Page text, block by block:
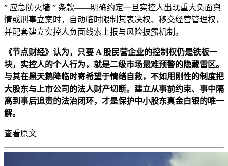
” 应急防火墙 ” 条款——明确约定一旦实控人出现重大负面舆
情或刑事立案时，自动临时限制其表决权、移交经营管理权，
并配套建立实控人负面线索上报与风险披露机制。
《节点财经》认为，只要 A 股民营企业的控制权仍是铁板一
块，实控人的个人行为，就是二级市场最难预警的隐藏雷区。
与其在黑天鹅降临时寄希望于情绪自救，不如用刚性的制度把
大股东与上市公司的法人财产切断。建立从事前约束、事中隔
离到事后追责的法治闭环，才是保护中小股东真金白银的唯一
解。
查看原文